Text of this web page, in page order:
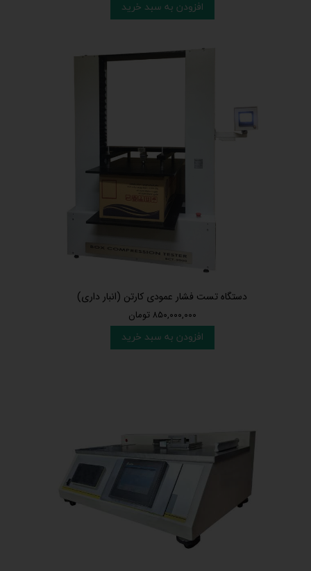
افزودن به سبد خرید
دستگاه تست فشار عمودی کارتن (انبار داری)
۸۵۰,۰۰۰,۰۰۰ تومان
افزودن به سبد خرید